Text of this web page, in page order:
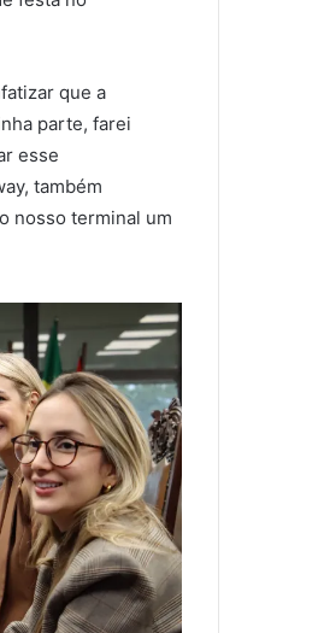
que a
parte, farei
esse
também
nosso terminal um